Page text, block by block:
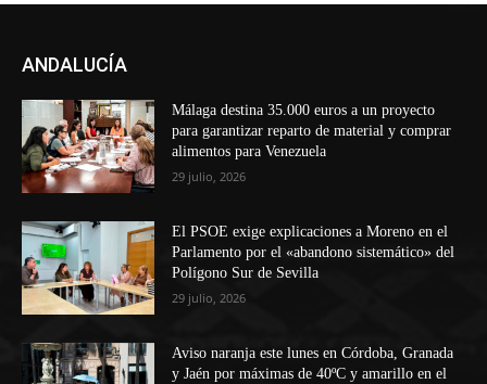
ANDALUCÍA
Málaga destina 35.000 euros a un proyecto
para garantizar reparto de material y comprar
alimentos para Venezuela
29 julio, 2026
El PSOE exige explicaciones a Moreno en el
Parlamento por el «abandono sistemático» del
Polígono Sur de Sevilla
29 julio, 2026
Aviso naranja este lunes en Córdoba, Granada
y Jaén por máximas de 40ºC y amarillo en el